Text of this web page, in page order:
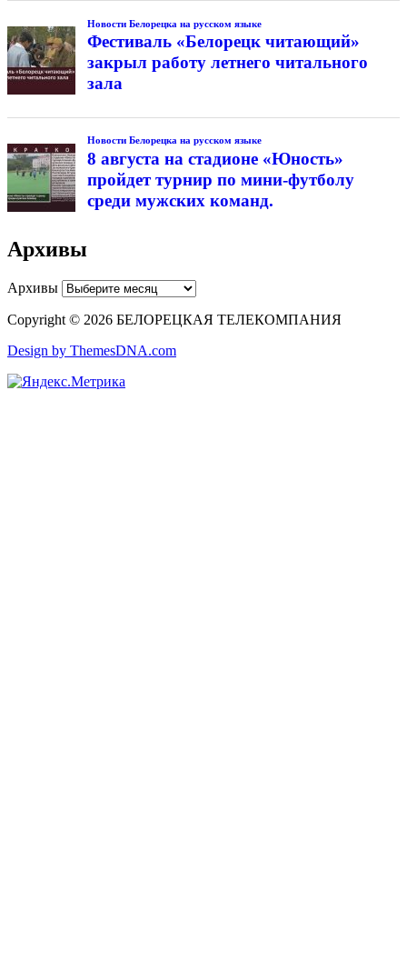
Новости Белорецка на русском языке
Фестиваль «Белорецк читающий»
закрыл работу летнего читального
зала
Новости Белорецка на русском языке
8 августа на стадионе «Юность»
пройдет турнир по мини-футболу
среди мужских команд.
Архивы
Архивы
Copyright © 2026 БЕЛОРЕЦКАЯ ТЕЛЕКОМПАНИЯ
Design by ThemesDNA.com